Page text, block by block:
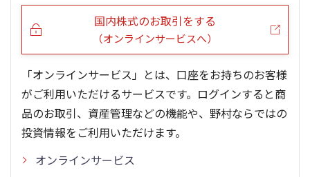
国内株式のお取引をする
（オンラインサービスへ）
「オンラインサービス」とは、口座をお持ちのお客様
がご利用いただけるサービスです。ログインすると商
品のお取引、資産管理などの機能や、野村ならではの
投資情報をご利用いただけます。
オンラインサービス